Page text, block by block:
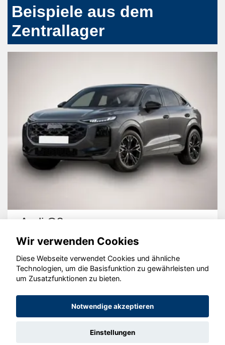
Beispiele aus dem
Zentrallager
Audi Q3
© konjunkturmotor.de GmbH 2020 - 2026
Wir verwenden Cookies
Diese Webseite verwendet Cookies und ähnliche
Technologien, um die Basisfunktion zu gewährleisten und
um Zusatzfunktionen zu bieten.
Notwendige akzeptieren
Einstellungen